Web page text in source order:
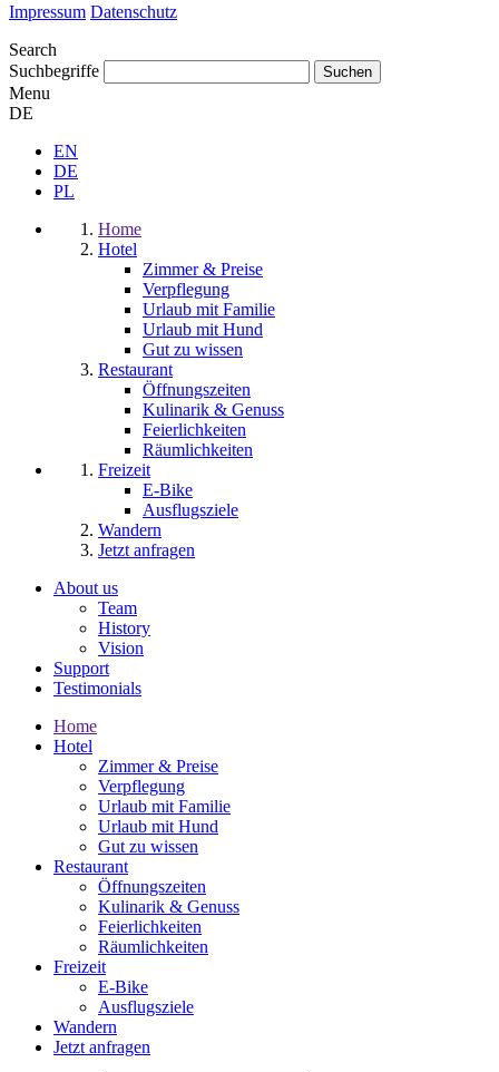
Impressum Datenschutz
Search
Suchbegriffe
Menu
DE
EN
DE
PL
Home
Hotel
Zimmer & Preise
Verpflegung
Urlaub mit Familie
Urlaub mit Hund
Gut zu wissen
Restaurant
Öffnungszeiten
Kulinarik & Genuss
Feierlichkeiten
Räumlichkeiten
Freizeit
E-Bike
Ausflugsziele
Wandern
Jetzt anfragen
About us
Team
History
Vision
Support
Testimonials
Home
Hotel
Zimmer & Preise
Verpflegung
Urlaub mit Familie
Urlaub mit Hund
Gut zu wissen
Restaurant
Öffnungszeiten
Kulinarik & Genuss
Feierlichkeiten
Räumlichkeiten
Freizeit
E-Bike
Ausflugsziele
Wandern
Jetzt anfragen